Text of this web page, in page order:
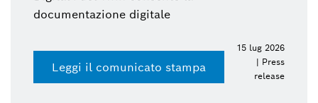
documentazione digitale
Leggi il comunicato stampa
15 lug 2026
| Press
release